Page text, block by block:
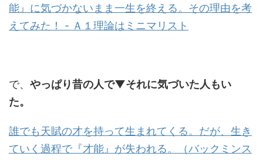
能』に気づかないまま一生を終える。その理由を考
えてみた！ - Ａ１理論はミニマリスト
で、 やっぱり昔の人で▼それに気づいた人もい
た。
誰でも天賦の才を持って生まれてくる。だが、生き
ていく過程で『才能』が失われる。（バックミンス